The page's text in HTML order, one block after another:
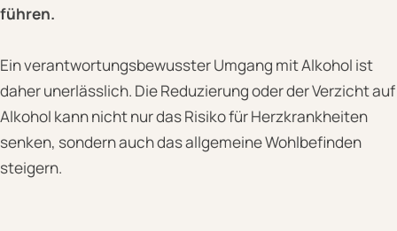
führen.
Ein verantwortungsbewusster Umgang mit Alkohol ist
daher unerlässlich. Die Reduzierung oder der Verzicht auf
Alkohol kann nicht nur das Risiko für Herzkrankheiten
senken, sondern auch das allgemeine Wohlbefinden
steigern.